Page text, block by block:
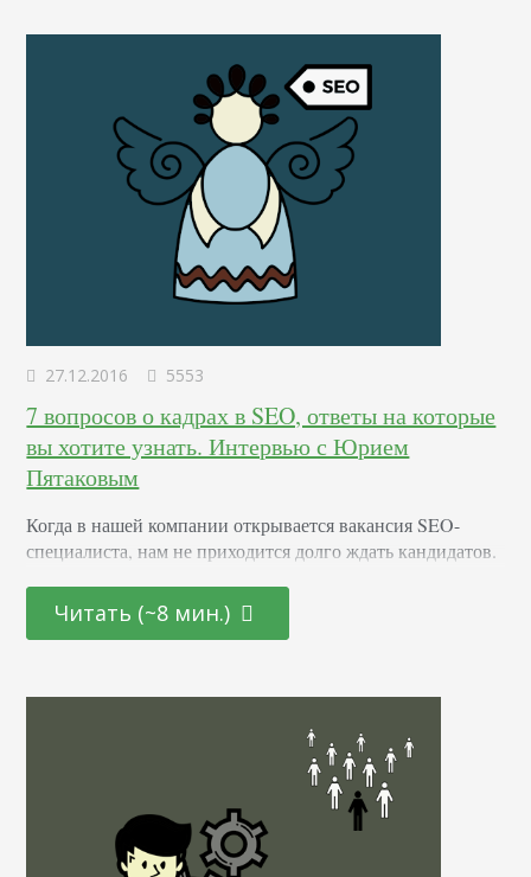
27.12.2016 5553
7 вопросов о кадрах в SEO, ответы на которые
вы хотите узнать. Интервью с Юрием
Пятаковым
Когда в нашей компании открывается вакансия SEO-
специалиста, нам не приходится долго ждать кандидатов.
Чтобы выбрать достойного, мы просматриваем десятки
резюме, и их количество не переваливает за сотню,
вуаля, спустя несколько месяцев…
Читать (~8 мин.)